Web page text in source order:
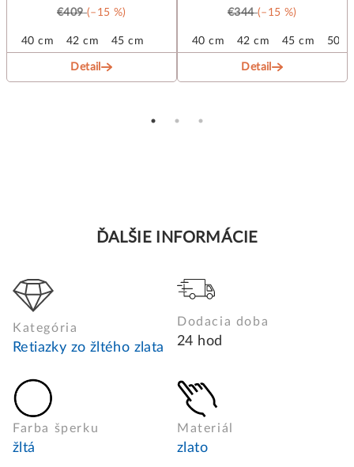
55 cm
€409 (–15 %)
40 cm 42 cm 45 cm
Detail
€344 (–15 %)
40 cm 42 cm 45 cm 50
Detail
ĎALŠIE INFORMÁCIE
Kategória
Retiazky zo žltého zlata
Dodacia doba
24 hod
Farba šperku
žltá
Materiál
zlato